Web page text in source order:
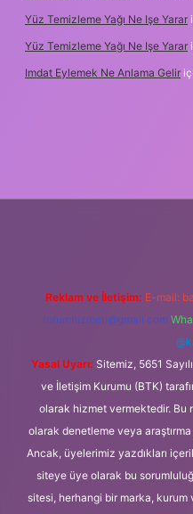
Yüz Temizleme Yağı Ne Işe Yarar
Yüz Temizleme Yağı Ne Işe Yarar
Imdat Eylemek Ne Anlama Gelir
Reklam ve İletişim: E-mail:
forumhizmeti@gmail.com
Yasal Uyarı: Sitemiz, 5651
ve İletişim Kurumu (BTK)
olarak hizmet vermektedir.
olarak denetleme veya
Ancak, üyelerimiz yazdıkları
siteye üye olarak bu
sitesi, herhangi bir marka, kurum